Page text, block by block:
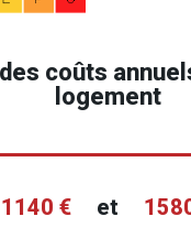
coûts
logement
€ et